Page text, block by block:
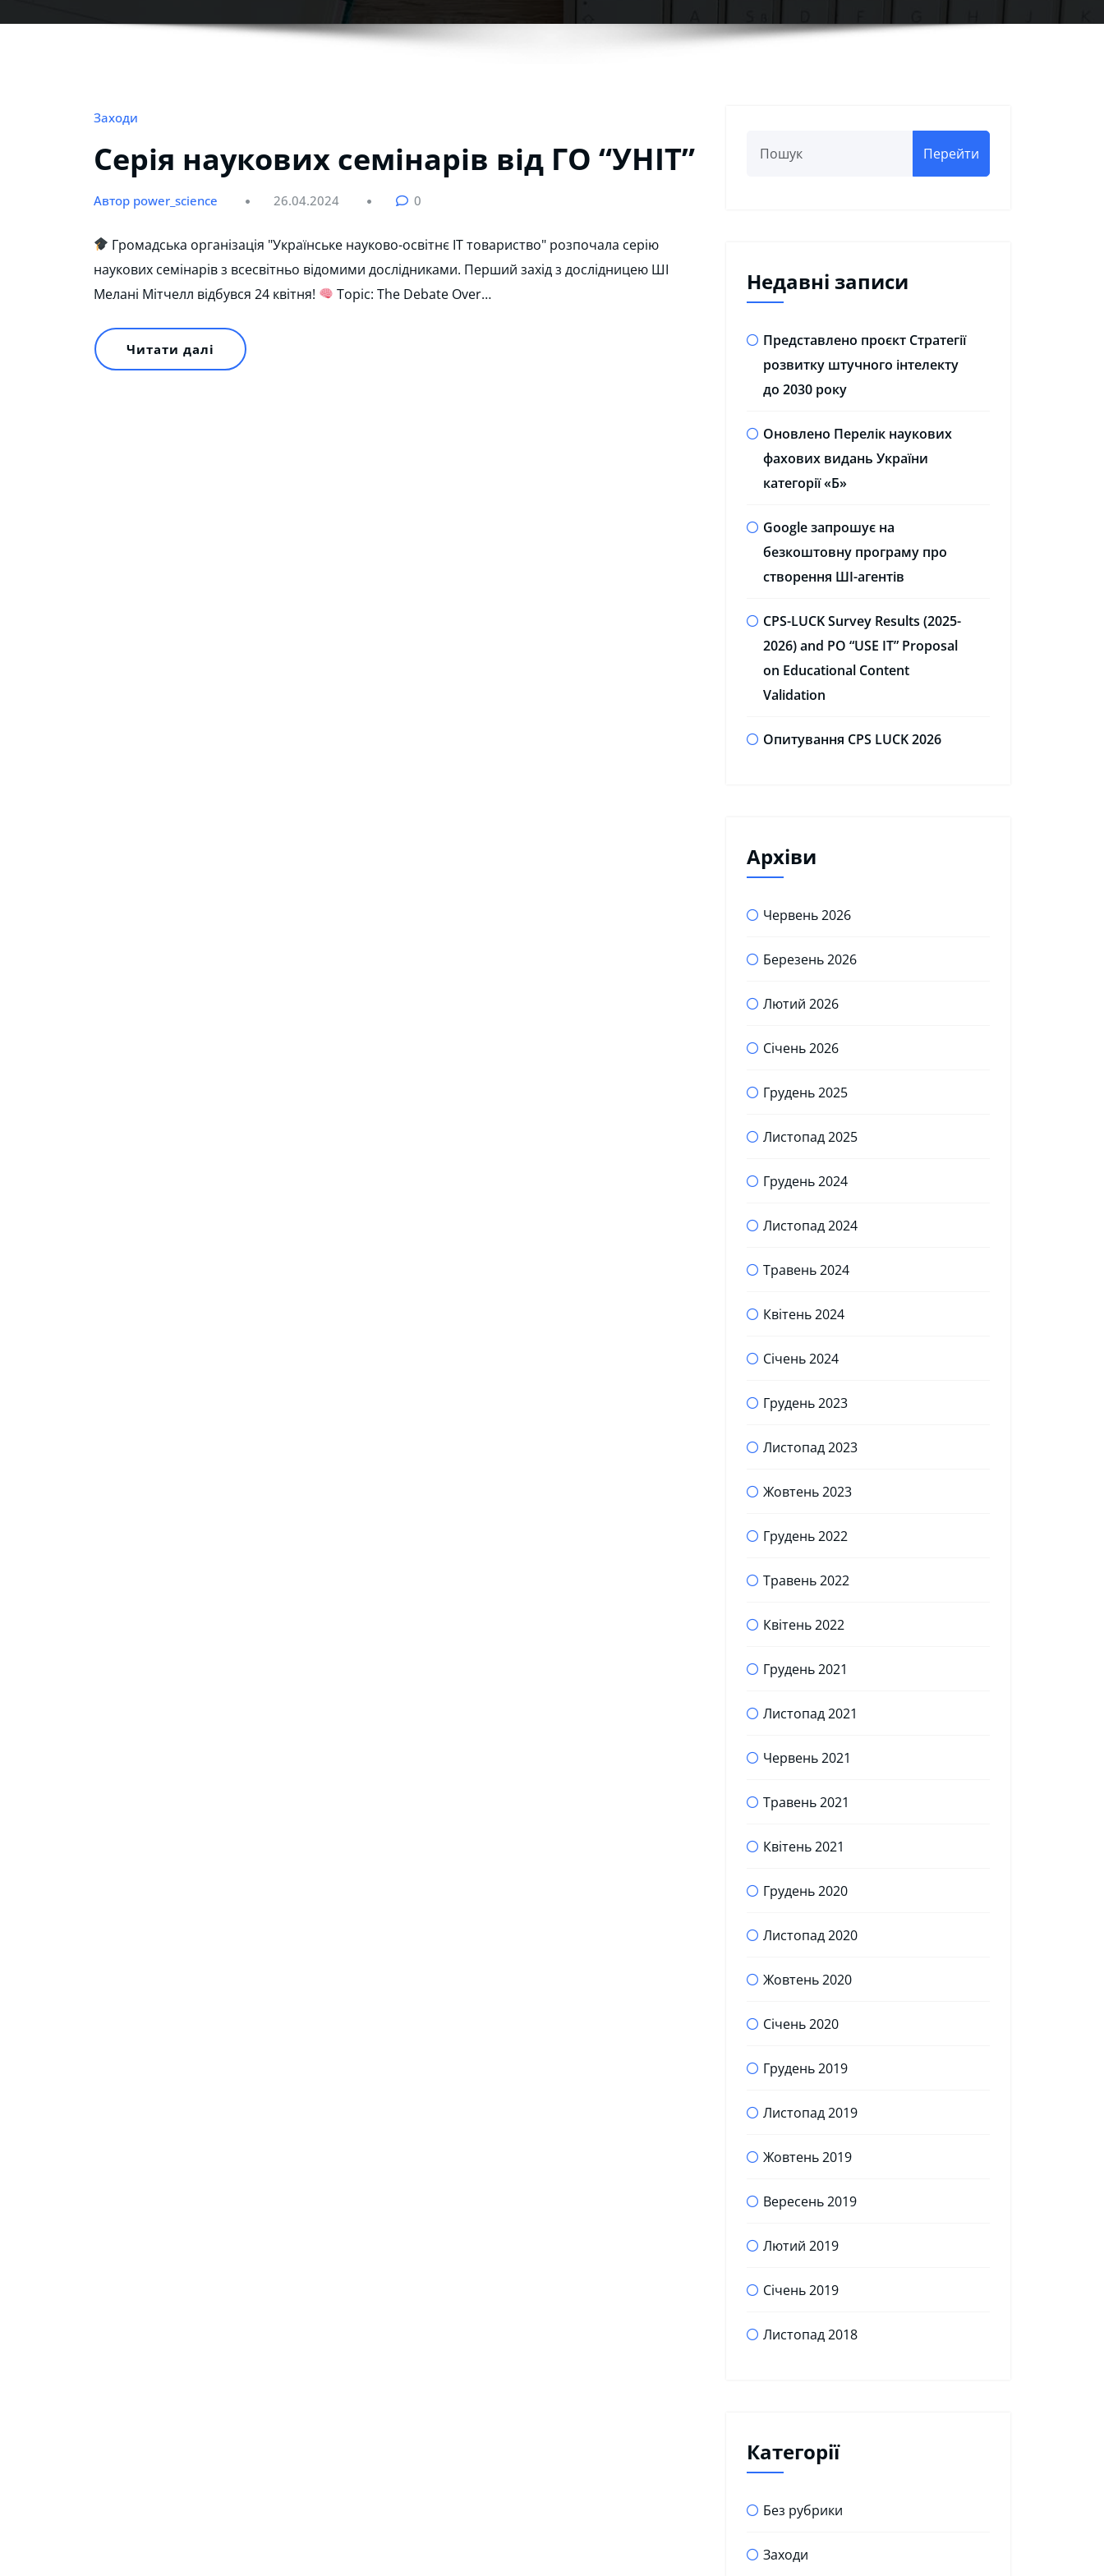
Заходи
Серія наукових семінарів від ГО “УНІТ”
Автор power_science 26.04.2024 0
Громадська організація "Українське науково-освітнє ІТ товариство" розпочала серію
наукових семінарів з всесвітньо відомими дослідниками. Перший захід з дослідницею ШІ
Мелані Мітчелл відбувся 24 квітня!
Topic: The Debate Over…
Читати далі
Перейти
Недавні записи
Представлено проєкт Стратегії
розвитку штучного інтелекту
до 2030 року
Оновлено Перелік наукових
фахових видань України
категорії «Б»
Google запрошує на
безкоштовну програму про
створення ШІ-агентів
CPS-LUCK Survey Results (2025-
2026) and PO “USE IT” Proposal
on Educational Content
Validation
Опитування CPS LUCK 2026
Архіви
Червень 2026
Березень 2026
Лютий 2026
Січень 2026
Грудень 2025
Листопад 2025
Грудень 2024
Листопад 2024
Травень 2024
Квітень 2024
Січень 2024
Грудень 2023
Листопад 2023
Жовтень 2023
Грудень 2022
Травень 2022
Квітень 2022
Грудень 2021
Листопад 2021
Червень 2021
Травень 2021
Квітень 2021
Грудень 2020
Листопад 2020
Жовтень 2020
Січень 2020
Грудень 2019
Листопад 2019
Жовтень 2019
Вересень 2019
Лютий 2019
Січень 2019
Листопад 2018
Категорії
Без рубрики
Заходи